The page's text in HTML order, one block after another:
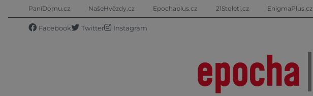
PaníDomu.cz NašeHvězdy.cz Epochaplus.cz 21Stoleti.cz EnigmaPlus.cz
Facebook Twitter Instagram